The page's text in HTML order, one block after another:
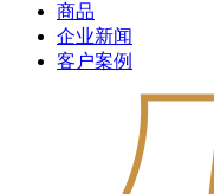
商品
企业新闻
客户案例